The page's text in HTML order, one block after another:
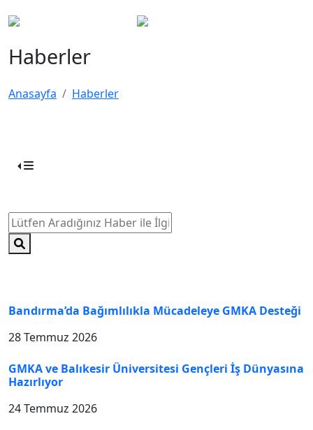
Haberler
Anasayfa Haberler
Bandırma’da Bağımlılıkla Mücadeleye GMKA Desteği
28 Temmuz 2026
GMKA ve Balıkesir Üniversitesi Gençleri İş Dünyasına
Hazırlıyor
24 Temmuz 2026